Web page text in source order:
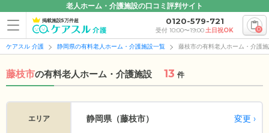
老人ホーム・介護施設の口コミ評判サイト
掲載施設5万件超 0120-579-721
受付 10:00〜19:00土日祝OK 0
ケアスル 介護 静岡県の有料老人ホーム・介護施設一覧 藤枝市の有料老人ホーム・介護
藤枝市の有料老人ホーム・介護施設 13 件
エリア 静岡県（藤枝市） 変更